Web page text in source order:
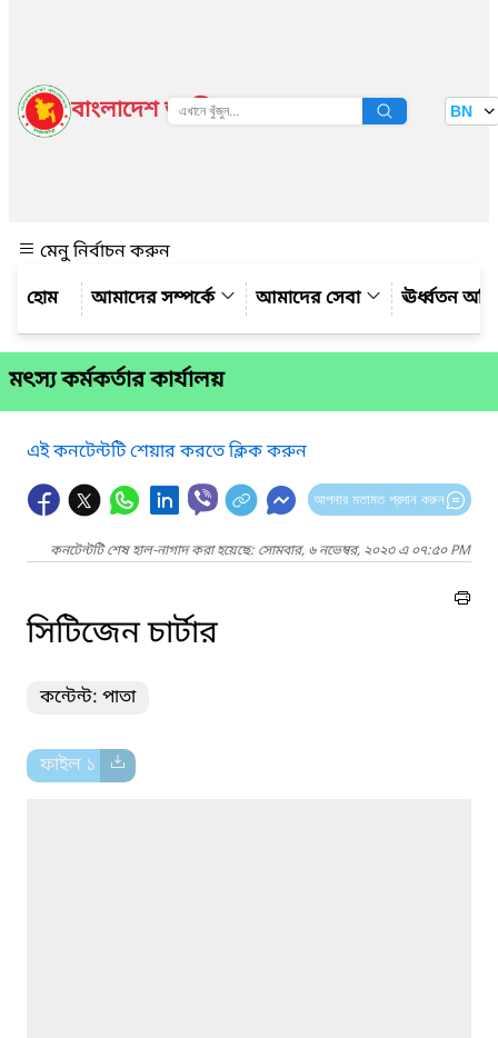
বাংলাদেশ জাতীয় তথ্য বাতায়ন BN
মেনু নির্বাচন করুন
আমাদের সম্পর্কে
আমাদের সেবা ঊর্ধ্বতন
মৎস্য কর্মকর্তার কার্যালয়
এই কনটেন্টটি শেয়ার করতে ক্লিক করুন
আপনার মতামত প্রদান করুন
কনটেন্টটি শেষ হাল-নাগাদ করা হয়েছে: সোমবার, ৬ নভেম্বর, ২০২৩ এ ০৭:৫০ PM
সিটিজেন চার্টার
কন্টেন্ট: পাতা
ফাইল ১